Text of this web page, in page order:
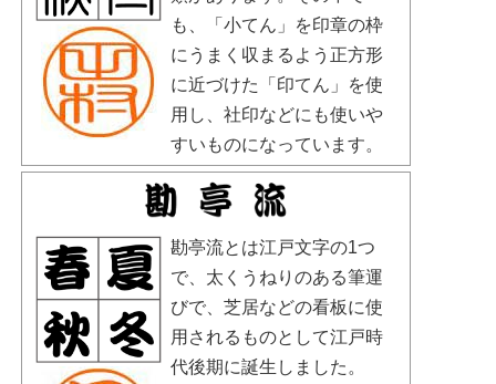
も、「小てん」を印章の枠
にうまく収まるよう正方形
に近づけた「印てん」を使
用し、社印などにも使いや
すいものになっています。
勘亭流とは江戸文字の1つ
で、太くうねりのある筆運
びで、芝居などの看板に使
用されるものとして江戸時
代後期に誕生しました。